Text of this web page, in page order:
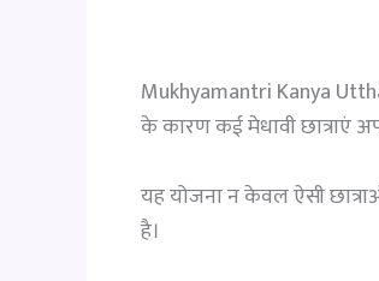
Mukhyamantri Kanya
के कारण कई मेधावी छात्राएं
यह योजना न केवल ऐसी
है।